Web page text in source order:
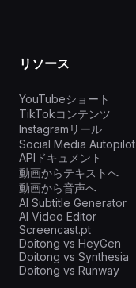
リソース
YouTubeショート
TikTokコンテンツ
Instagramリール
Social Media Autopilot
APIドキュメント
動画からテキストへ
動画から音声へ
AI Subtitle Generator
AI Video Editor
Screencast.pt
Doitong vs HeyGen
Doitong vs Synthesia
Doitong vs Runway